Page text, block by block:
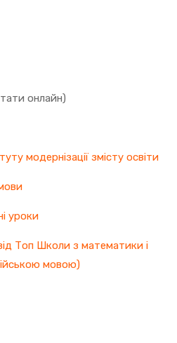
онлайн)
модернізації змісту освіти
уроки
Топ Школи з математики і
мовою)